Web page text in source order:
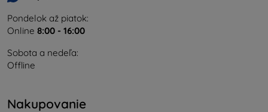
Pondelok až piatok:
Online 8:00 - 16:00
Sobota a nedeľa:
Offline
Nakupovanie